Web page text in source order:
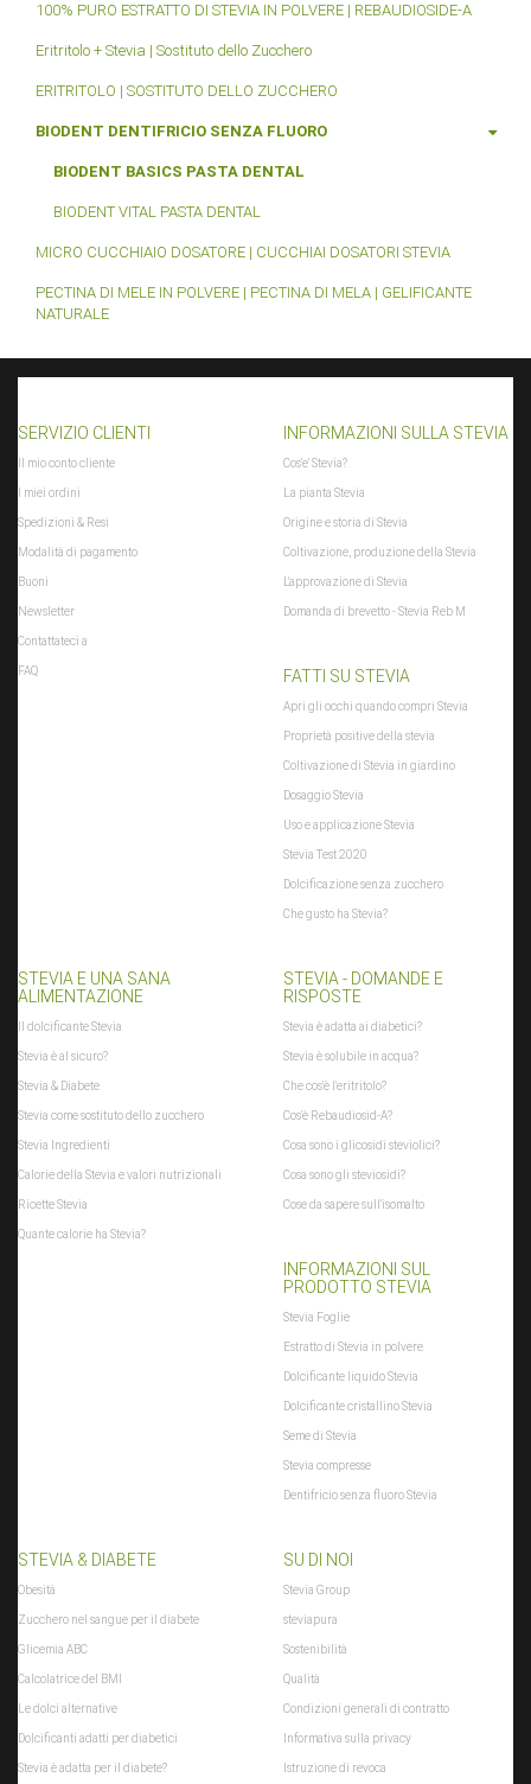
100% PURO ESTRATTO DI STEVIA IN POLVERE | REBAUDIOSIDE-A
Eritritolo + Stevia | Sostituto dello Zucchero
ERITRITOLO | SOSTITUTO DELLO ZUCCHERO
BIODENT DENTIFRICIO SENZA FLUORO
BIODENT BASICS PASTA DENTAL
BIODENT VITAL PASTA DENTAL
MICRO CUCCHIAIO DOSATORE | CUCCHIAI DOSATORI STEVIA
PECTINA DI MELE IN POLVERE | PECTINA DI MELA | GELIFICANTE
NATURALE
SERVIZIO CLIENTI
Il mio conto cliente
I miei ordini
Spedizioni & Resi
Modalità di pagamento
Buoni
Newsletter
Contattateci a
FAQ
INFORMAZIONI SULLA STEVIA
Cos'e' Stevia?
La pianta Stevia
Origine e storia di Stevia
Coltivazione, produzione della Stevia
L'approvazione di Stevia
Domanda di brevetto - Stevia Reb M
FATTI SU STEVIA
Apri gli occhi quando compri Stevia
Proprietà positive della stevia
Coltivazione di Stevia in giardino
Dosaggio Stevia
Uso e applicazione Stevia
Stevia Test 2020
Dolcificazione senza zucchero
Che gusto ha Stevia?
STEVIA E UNA SANA
ALIMENTAZIONE
Il dolcificante Stevia
Stevia è al sicuro?
Stevia & Diabete
Stevia come sostituto dello zucchero
Stevia Ingredienti
Calorie della Stevia e valori nutrizionali
Ricette Stevia
Quante calorie ha Stevia?
STEVIA - DOMANDE E
RISPOSTE
Stevia è adatta ai diabetici?
Stevia è solubile in acqua?
Che cos'è l'eritritolo?
Cos'è Rebaudiosid-A?
Cosa sono i glicosidi steviolici?
Cosa sono gli steviosidi?
Cose da sapere sull'isomalto
INFORMAZIONI SUL
PRODOTTO STEVIA
Stevia Foglie
Estratto di Stevia in polvere
Dolcificante liquido Stevia
Dolcificante cristallino Stevia
Seme di Stevia
Stevia compresse
Dentifricio senza fluoro Stevia
STEVIA & DIABETE
Obesità
Zucchero nel sangue per il diabete
Glicemia ABC
Calcolatrice del BMI
Le dolci alternative
Dolcificanti adatti per diabetici
Stevia è adatta per il diabete?
SU DI NOI
Stevia Group
steviapura
Sostenibilità
Qualità
Condizioni generali di contratto
Informativa sulla privacy
Istruzione di revoca